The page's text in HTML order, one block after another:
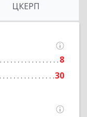
ЦКЕРП
8
30